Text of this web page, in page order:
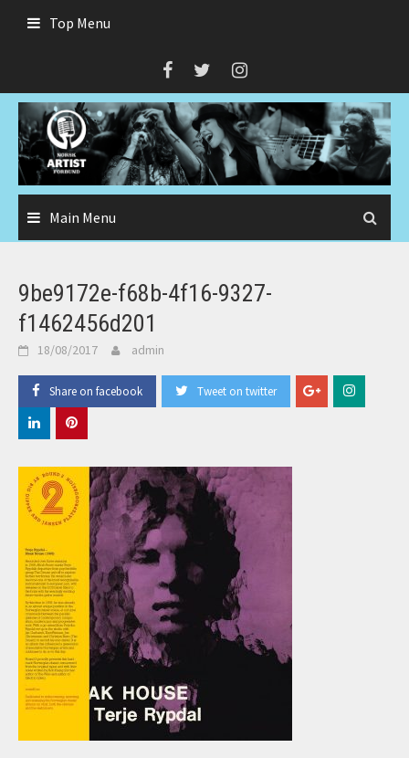
Top Menu
Main Menu
9be9172e-f68b-4f16-9327-
f1462456d201
18/08/2017 admin
Share on facebook Tweet on twitter